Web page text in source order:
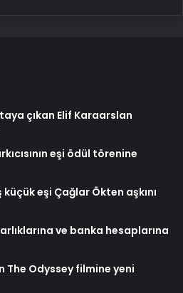
çıkan Elif Karaarslan
eşi ödül törenine
küçük eşi Çağlar Ökten aşkını
ve banka hesaplarına
The Odyssey filmine yeni